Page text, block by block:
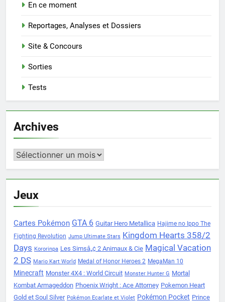
En ce moment
Reportages, Analyses et Dossiers
Site & Concours
Sorties
Tests
Archives
Archives
Jeux
Cartes Pokémon GTA 6 Guitar Hero Metallica Hajime no Ippo The
Fighting Revolution Jump Ultimate Stars Kingdom Hearts 358/2
Days Kororinpa Les Simsâ„¢ 2 Animaux & Cie Magical Vacation
2 DS Mario Kart World Medal of Honor Heroes 2 MegaMan 10
Minecraft Monster 4X4 : World Circuit Monster Hunter G Mortal
Kombat Armageddon Phoenix Wright : Ace Attorney Pokemon Heart
Gold et Soul Silver Pokémon Ecarlate et Violet Pokémon Pocket Prince